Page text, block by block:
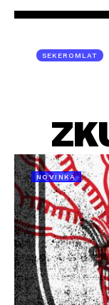
SEKEROMLAT
NOVINKA